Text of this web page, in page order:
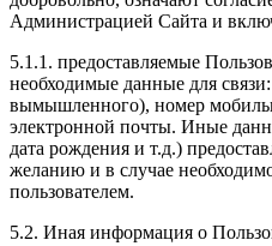
Администрацией Сайта и
5.1.1. предоставляемые
необходимые данные для
вымышленного), номер
электронной почты. Иные
дата рождения и т.д.)
желанию и в случае
пользователем.
5.2. Иная информация о